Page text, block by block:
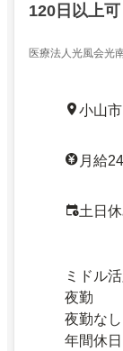
120日以上可
医療法人光風会光
小山
月給
土日
ミドル
夜勤
夜勤なし
年間休